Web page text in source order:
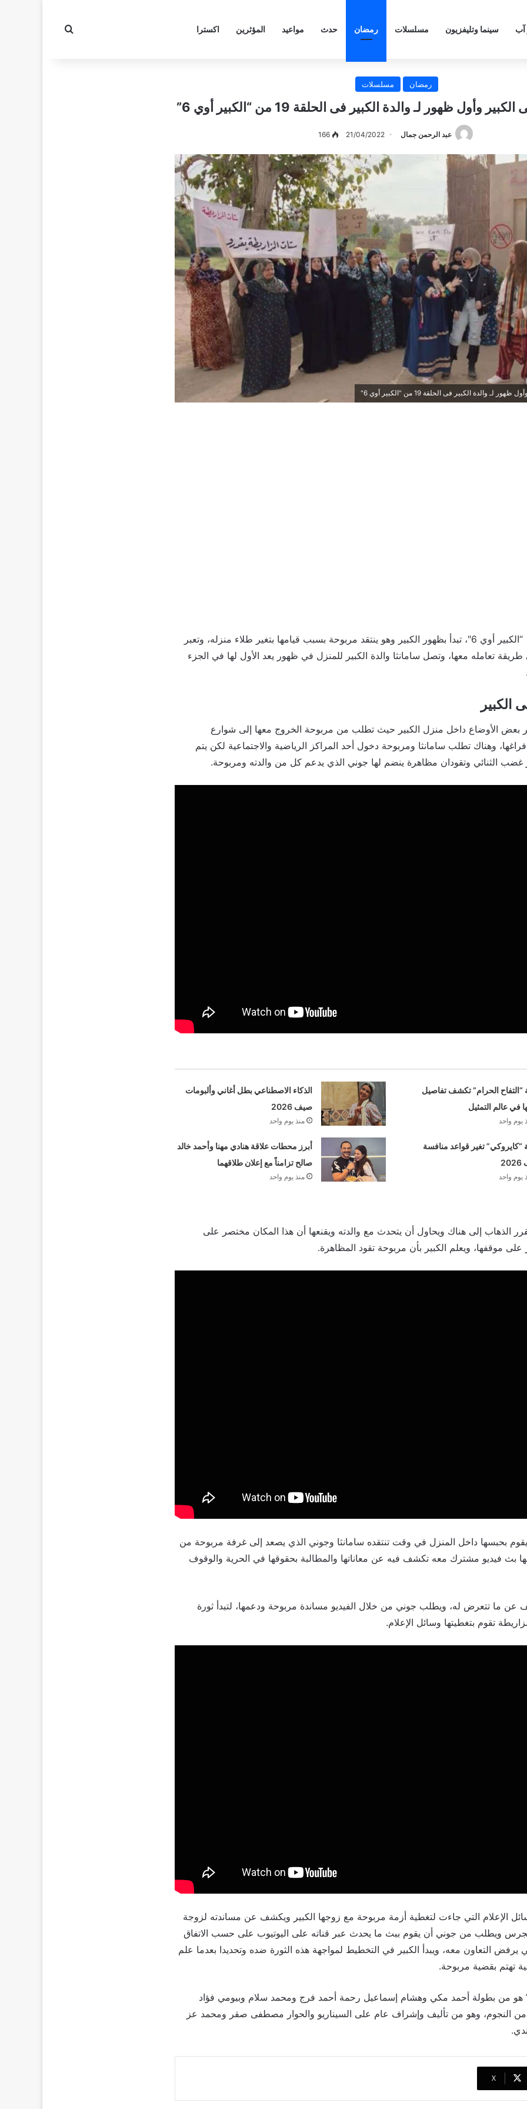
آب سينما وتليفزيون مسلسلات رمضان حدث مواعيد المؤثرين اكسترا بحث عن
رمضان مسلسلات
وأول ظهور لـ والدة الكبير فى الحلقة 19 من “الكبير أوي 6”
عبد الرحمن جمال 21/04/2022
166
والدة الكبير فى الحلقة 19 من "الكبير أوي 6"
الحلقة 19 من مسلسل “الكبير أوي 6″، تبدأ بظهور الكبير وهو ينتقد مربوحة بسبب قيامها بتغير طلاء منزله، وتعبر
تعامله معها، وتصل سامانثا والدة الكبير للمنزل في ظهور يعد الأول لها في الجزء
الكبير
بعض الأوضاع داخل منزل الكبير حيث تطلب من مربوحة الخروج معها إلى شوارع
وهناك تطلب سامانثا ومربوحة دخول أحد المراكز الرياضية والاجتماعية لكن يتم
غضب الثنائي وتقودان مظاهرة ينضم لها جوني الذي يدعم كل من والدته ومربوحة.
“التفاح الحرام” تكشف تفاصيل
في عالم التمثيل
يوم واحد
الذكاء الاصطناعي بطل أغاني وألبومات
صيف 2026
منذ يوم واحد
“كايروكي” تغير قواعد منافسة
يوم واحد
أبرز محطات علاقة هنادي مهنا وأحمد خالد
صالح تزامناً مع إعلان طلاقهما
منذ يوم واحد
الذهاب إلى هناك ويحاول أن يتحدث مع والدته ويقنعها أن هذا المكان مختصر على
موقفها، ويعلم الكبير بأن مربوحة تقود المظاهرة.
بحبسها داخل المنزل في وقت تنتقده سامانثا وجوني الذي يصعد إلى غرفة مربوحة من
بث فيديو مشترك معه تكشف فيه عن معاناتها والمطالبة بحقوقها في الحرية والوقوف
عن ما تتعرض له، ويطلب جوني من خلال الفيديو مساندة مربوحة ودعمها، لتبدأ ثورة
تقوم بتغطيتها وسائل الإعلام.
الإعلام التي جاءت لتغطية أزمة مربوحة مع زوجها الكبير ويكشف عن مساندته لزوجة
ويطلب من جوني أن يقوم ببث ما يحدث عبر قناته على اليوتيوب على حسب الاتفاق
يرفض التعاون معه، ويبدأ الكبير في التخطيط لمواجهة هذه الثورة ضده وتحديدا بعدما علم
تهتم بقضية مربوحة.
“الكبير أوي 6” هو من بطولة أحمد مكي وهشام إسماعيل رحمة أحمد فرج ومحمد سلام وبيومي فؤاد
من النجوم، وهو من تأليف وإشراف عام على السيناريو والحوار مصطفى صقر ومحمد عز
‫X